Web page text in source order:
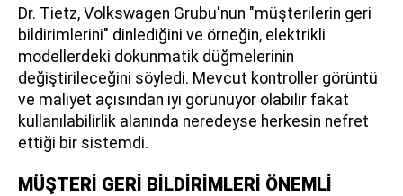
Dr. Tietz, Volkswagen Grubu'nun "müşterilerin geri
bildirimlerini" dinlediğini ve örneğin, elektrikli
modellerdeki dokunmatik düğmelerinin
değiştirileceğini söyledi. Mevcut kontroller görüntü
ve maliyet açısından iyi görünüyor olabilir fakat
kullanılabilirlik alanında neredeyse herkesin nefret
ettiği bir sistemdi.
MÜŞTERİ GERİ BİLDİRİMLERİ ÖNEMLİ